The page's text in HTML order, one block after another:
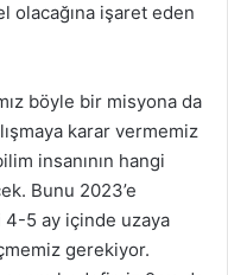
olacağına işaret eden
böyle bir misyona da
karar vermemiz
insanının hangi
Bunu 2023’e
5 ay içinde uzaya
gerekiyor.